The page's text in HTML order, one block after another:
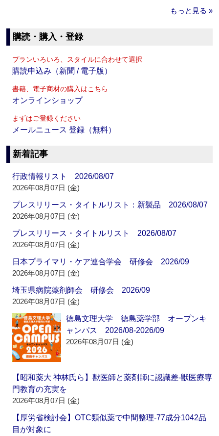
もっと見る »
購読・購入・登録
プランいろいろ、スタイルに合わせて選択
購読申込み（新聞 / 電子版）
書籍、電子商材の購入はこちら
オンラインショップ
まずはご登録ください
メールニュース 登録（無料）
新着記事
行政情報リスト 2026/08/07
2026年08月07日 (金)
プレスリリース・タイトルリスト：新製品 2026/08/07
2026年08月07日 (金)
プレスリリース・タイトルリスト 2026/08/07
2026年08月07日 (金)
日本プライマリ・ケア連合学会 研修会 2026/09
2026年08月07日 (金)
埼玉県病院薬剤師会 研修会 2026/09
2026年08月07日 (金)
徳島文理大学 徳島薬学部 オープンキ
ャンパス 2026/08-2026/09
2026年08月07日 (金)
【昭和薬大 神林氏ら】獣医師と薬剤師に認識差‐獣医療専
門教育の充実を
2026年08月07日 (金)
【厚労省検討会】OTC類似薬で中間整理‐77成分1042品
目が対象に